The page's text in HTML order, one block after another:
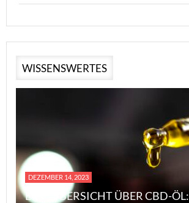
WISSENSWERTES
DEZEMBER 14, 2023
EINE ÜBERSICHT ÜBER CBD-ÖL: